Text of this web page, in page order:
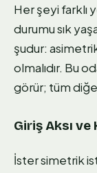
Her şeyi farklı
durumu sık
şudur:
olmalıdır. Bu
görür; tüm
Giriş Aksı ve
İster simetrik